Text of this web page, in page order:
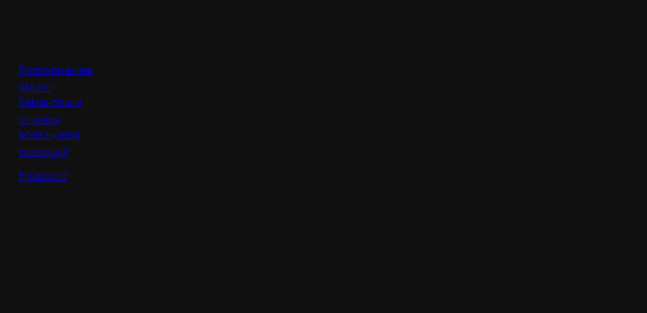
Пополнение
Steam
Гарантии и
отзывы
Мне нужна
помощь!
Новости